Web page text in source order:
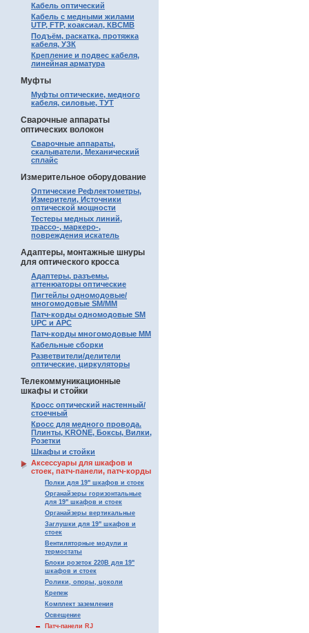
Кабель оптический
Кабель с медными жилами
UTP, FTP, коаксиал, КВСМВ
Подъём, раскатка, протяжка
кабеля, УЗК
Крепление и подвес кабеля,
линейная арматура
Муфты
Муфты оптические, медного
кабеля, силовые, ТУТ
Сварочные аппараты
оптических волокон
Сварочные аппараты,
скалыватели, Механический
сплайс
Измерительное оборудование
Оптические Рефлектометры,
Измерители, Источники
оптической мощности
Тестеры медных линий,
трассо-, маркеро-,
повреждения искатель
Адаптеры, монтажные шнуры
для оптического кросса
Адаптеры, разъемы,
аттенюаторы оптические
Пигтейлы одномодовые/
многомодовые SM/MM
Патч-корды одномодовые SM
UPC и APC
Патч-корды многомодовые MM
Кабельные сборки
Разветвители/делители
оптические, циркуляторы
Телекоммуникационные
шкафы и стойки
Кросс оптический настенный/
стоечный
Кросс для медного провода.
Плинты, KRONE, Боксы, Вилки,
Розетки
Шкафы и стойки
Аксессуары для шкафов и
стоек, патч-панели, патч-корды
Полки для 19" шкафов и стоек
Органайзеры горизонтальные
для 19" шкафов и стоек
Органайзеры вертикальные
Заглушки для 19" шкафов и
стоек
Вентиляторные модули и
термостаты
Блоки розеток 220В для 19"
шкафов и стоек
Ролики, опоры, цоколи
Крепеж
Комплект заземления
Освещение
Патч-панели RJ